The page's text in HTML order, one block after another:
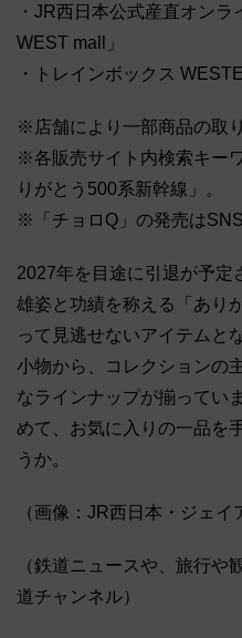
・JR西日本公式産直オン
WEST mall」
・トレインボックス
※店舗により一部商品の取
※各販売サイト内検索キー
りがとう500系新幹線」。
※「チョロQ」の発売はSNS
2027年を目途に引退が予定
雄姿と功績を称える「あり
って見逃せないアイテムと
小物から、コレクションの
なラインナップが揃ってい
めて、お気に入りの一品を
うか。
（画像：JR西日本・ジェイ
（鉄道ニュースや、旅行や
道チャンネル）